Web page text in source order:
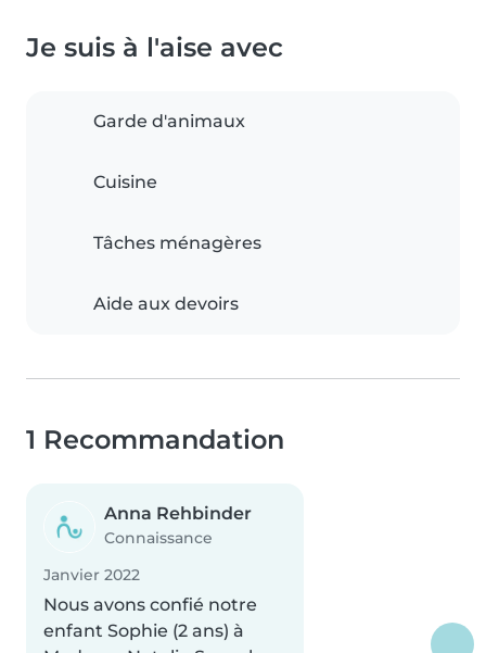
Je suis à l'aise avec
Garde d'animaux
Cuisine
Tâches ménagères
Aide aux devoirs
1 Recommandation
Anna Rehbinder
Connaissance
Janvier 2022
Nous avons confié notre
enfant Sophie (2 ans) à